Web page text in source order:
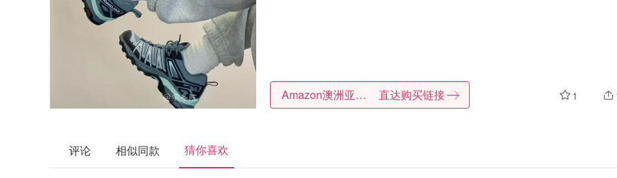
1
Amazon澳洲亚马逊 直达购买链接
评论 相似同款 猜你喜欢